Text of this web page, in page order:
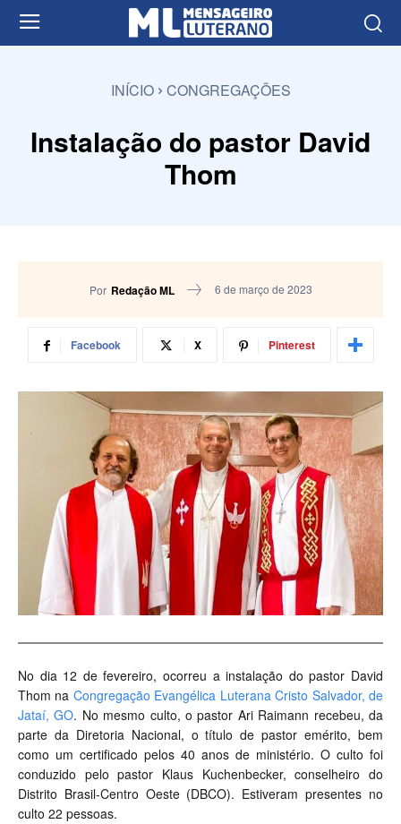
INÍCIO CONGREGAÇÕES
Instalação do pastor David
Thom
Por Redação ML 6 de março de 2023
Facebook X Pinterest
No dia 12 de fevereiro, ocorreu a instalação do pastor David
Thom na Congregação Evangélica Luterana Cristo Salvador, de
Jataí, GO. No mesmo culto, o pastor Ari Raimann recebeu, da
parte da Diretoria Nacional, o título de pastor emérito, bem
como um certificado pelos 40 anos de ministério. O culto foi
conduzido pelo pastor Klaus Kuchenbecker, conselheiro do
Distrito Brasil-Centro Oeste (DBCO). Estiveram presentes no
culto 22 pessoas.